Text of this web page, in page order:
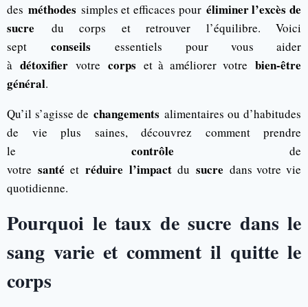
des méthodes simples et efficaces pouréliminer l’excès de
sucre du corps et retrouver l’équilibre. Voici
septconseilsessentiels pour vous aider
à détoxifier votre corps et à améliorer votre bien-être
général.
Qu’il s’agisse de changements alimentaires ou d’habitudes
de vie plus saines, découvrez comment prendre
le contrôle de
votre santéetréduire l’impactdusucre dans votre vie
quotidienne.
Pourquoi le taux de sucre dans le
sang varie et comment il quitte le
corps